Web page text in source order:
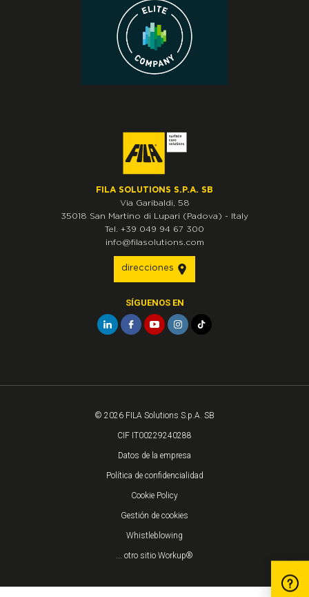
FILA SOLUTIONS S.P.A. SB
Via Garibaldi, 58
35018 San Martino di Lupari (Padova) - Italy
Tel. +39 049 94 67 300
info@filasolutions.com
direcciones
SÍGUENOS EN
© 2026 FILA Solutions S.p.A. SB
CIF IT00229240288
Datos de la empresa
Política de confidencialidad
Cookie Policy
Gestión de cookies
Whistleblowing
... otro sitio Workup®